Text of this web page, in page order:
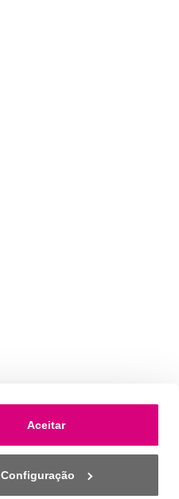
Aceitar
Configuração